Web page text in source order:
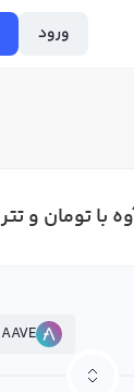
ورود
با تومان و تتر
AAVE